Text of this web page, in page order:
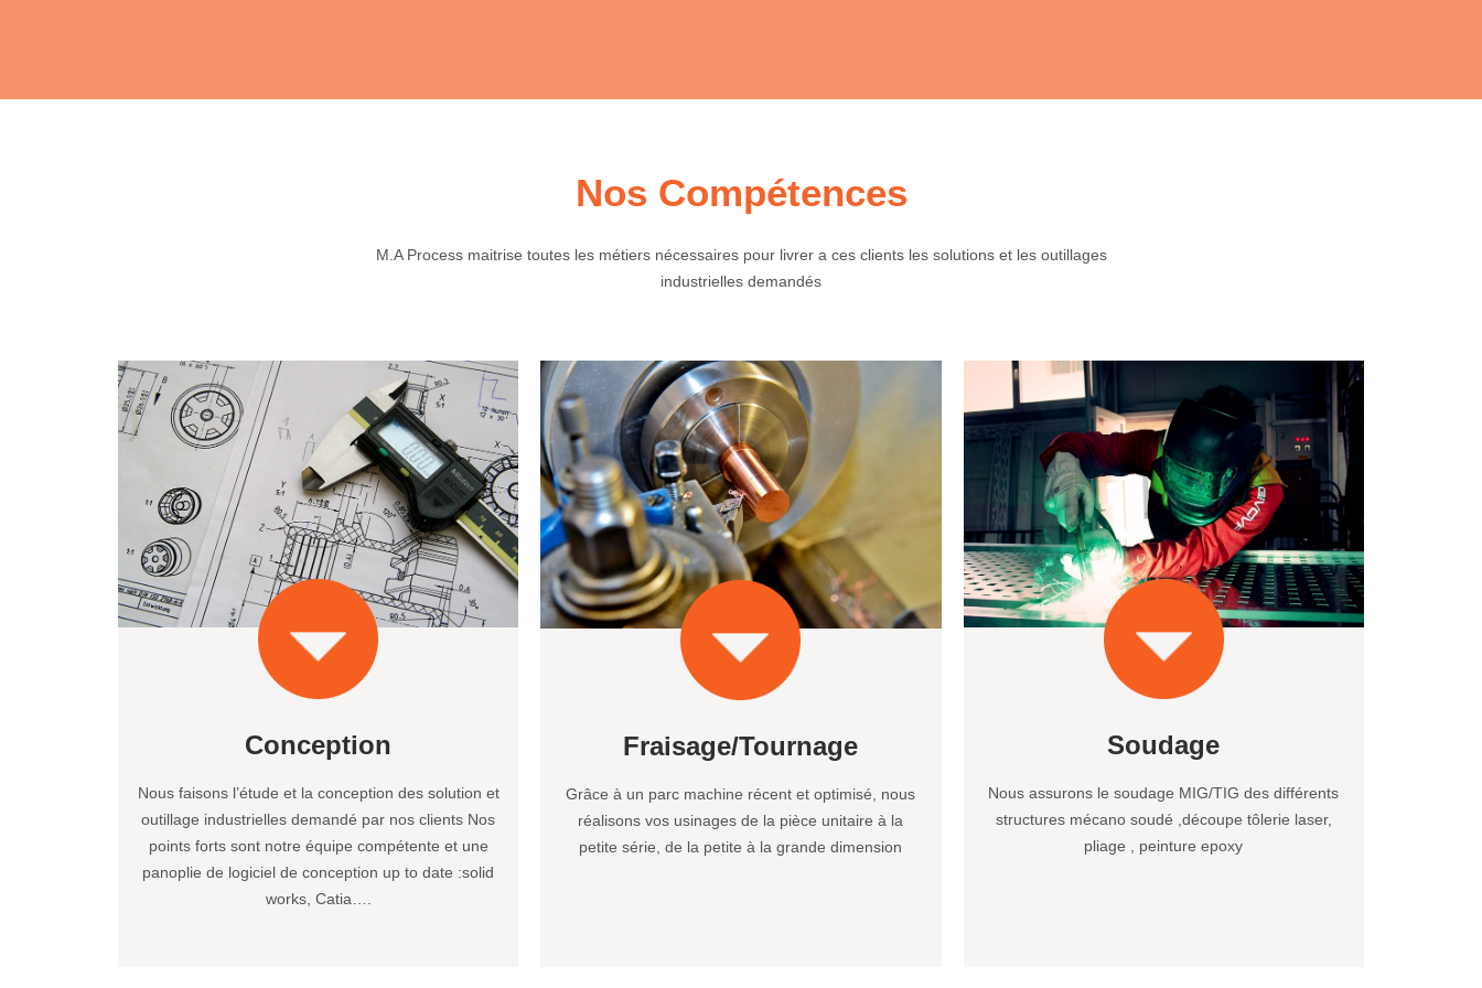
Nos Compétences
M.A Process maitrise toutes les métiers nécessaires pour livrer a ces clients les solutions et les outillages
industrielles demandés
Conception
Nous faisons l’étude et la conception des solution et
outillage industrielles demandé par nos clients Nos
points forts sont notre équipe compétente et une
panoplie de logiciel de conception up to date :solid
works, Catia….
Fraisage/Tournage
Grâce à un parc machine récent et optimisé, nous
réalisons vos usinages de la pièce unitaire à la
petite série, de la petite à la grande dimension
Soudage
Nous assurons le soudage MIG/TIG des différents
structures mécano soudé ,découpe tôlerie laser,
pliage , peinture epoxy